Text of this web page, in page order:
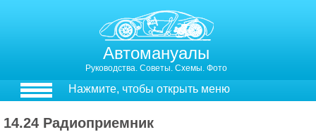
Автомануалы
Руководства. Советы. Схемы. Фото
Нажмите, чтобы открыть меню
14.24 Радиоприемник